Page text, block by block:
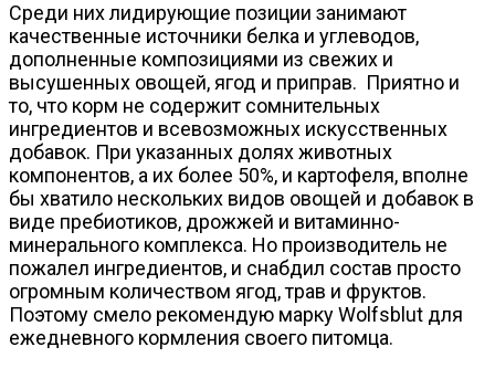
Среди них лидирующие позиции занимают
качественные источники белка и углеводов,
дополненные композициями из свежих и
высушенных овощей, ягод и приправ. Приятно и
то, что корм не содержит сомнительных
ингредиентов и всевозможных искусственных
добавок. При указанных долях животных
компонентов, а их более 50%, и картофеля, вполне
бы хватило нескольких видов овощей и добавок в
виде пребиотиков, дрожжей и витаминно-
минерального комплекса. Но производитель не
пожалел ингредиентов, и снабдил состав просто
огромным количеством ягод, трав и фруктов.
Поэтому смело рекомендую марку Wolfsblut для
ежедневного кормления своего питомца.